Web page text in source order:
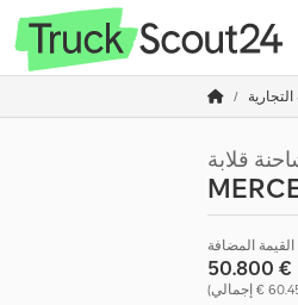
قلابة
المضافة
‏50.800 €